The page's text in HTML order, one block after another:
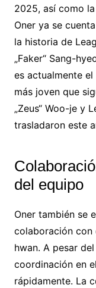
2025, así como
Oner ya se
la historia de
„Faker“ Sang-
es actualmente
más joven que
„Zeus“ Woo-je y
trasladaron este
del equipo
Oner también se
colaboración con
hwan. A pesar
coordinación en
rápidamente. La